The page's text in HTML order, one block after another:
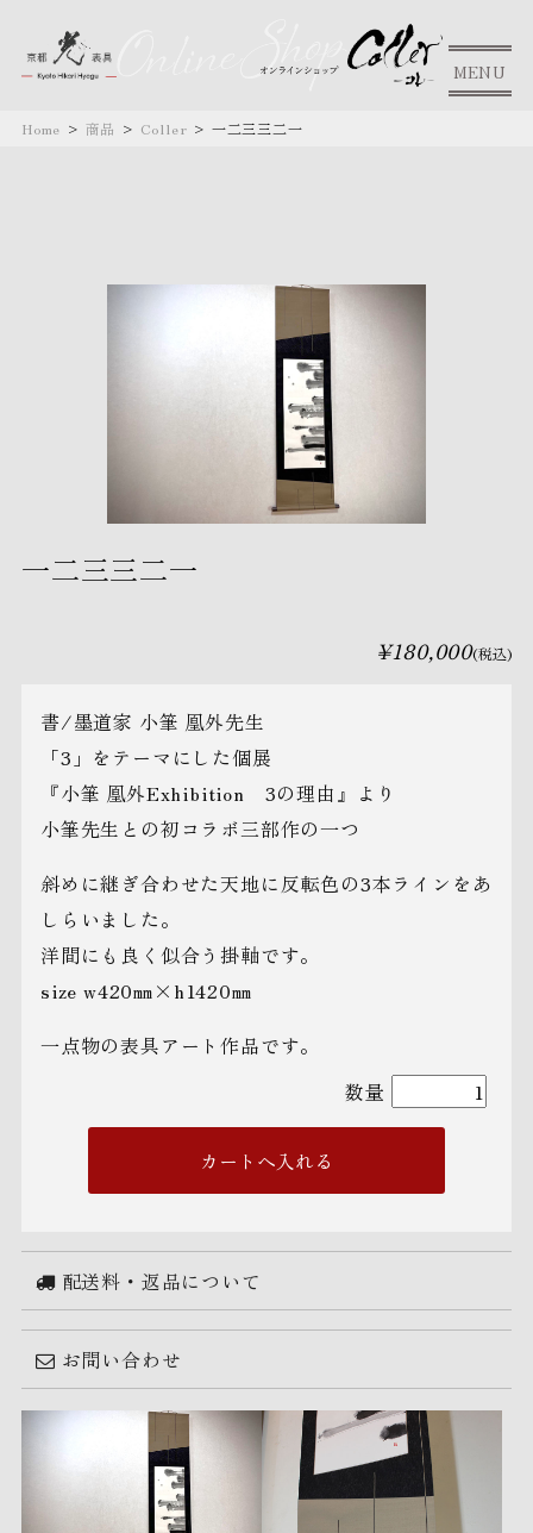
MENU
Home > 商品 > Coller > 一二三三二一
一二三三二一
¥180,000(税込)
書/墨道家 小筆 凰外先生
「3」をテーマにした個展
『小筆 凰外Exhibition 3の理由』より
小筆先生との初コラボ三部作の一つ
斜めに継ぎ合わせた天地に反転色の3本ラインをあ
しらいました。
洋間にも良く似合う掛軸です。
size w420㎜×h1420㎜
一点物の表具アート作品です。
数量
配送料・返品について
お問い合わせ